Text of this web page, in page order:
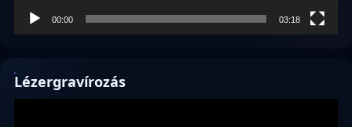
00:00 03:18
Lézergravírozás